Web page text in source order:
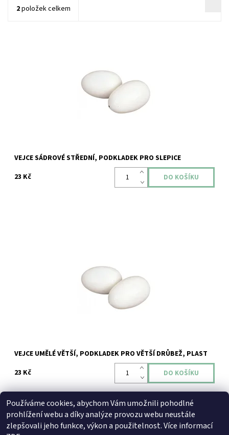
2položek celkem
VEJCE SÁDROVÉ STŘEDNÍ, PODKLADEK PRO SLEPICE
23 Kč
VEJCE UMĚLÉ VĚTŠÍ, PODKLADEK PRO VĚTŠÍ DRŮBEŽ, PLAST
23 Kč
Používáme cookies, abychom Vám umožnili pohodlné
prohlížení webu a díky analýze provozu webu neustále
zlepšovali jeho funkce, výkon a použitelnost. Více informací